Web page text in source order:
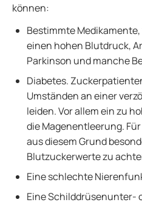
können:
Bestimmte
einen hohen Blutdruck,
Parkinson und manche
Diabetes.
Umständen an einer
leiden. Vor allem ein zu
die Magenentleerung.
aus diesem Grund
Blutzuckerwerte zu
Eine schlechte
Eine Schilddrüsenunter-